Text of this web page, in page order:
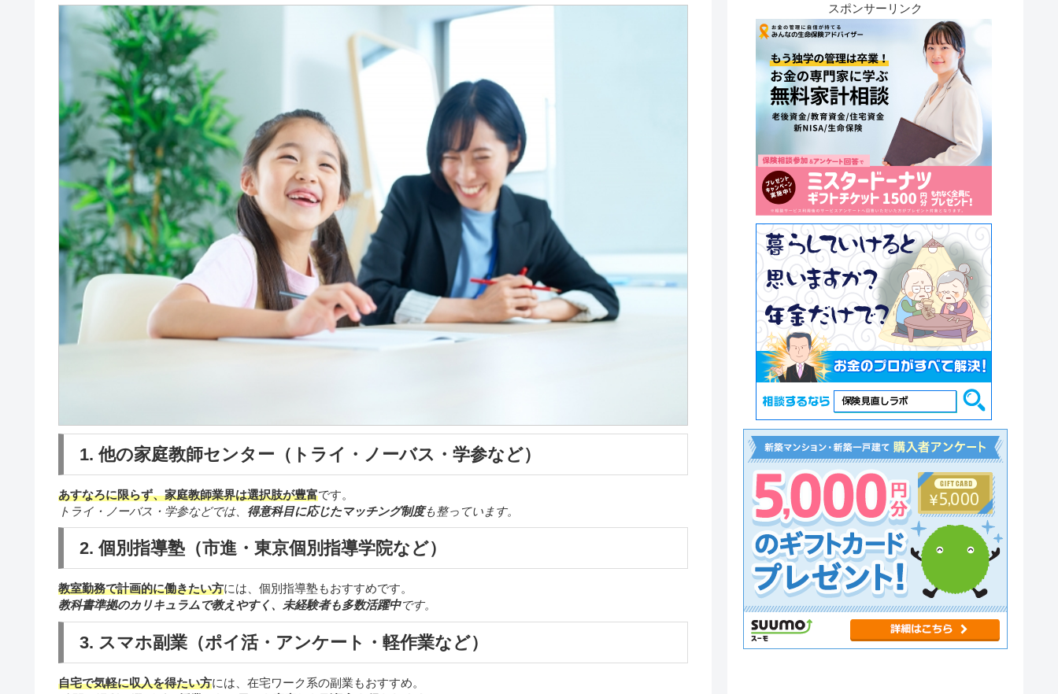
1. 他の家庭教師センター（トライ・ノーバス・学参など）
あすなろに限らず、家庭教師業界は選択肢が豊富です。
トライ・ノーバス・学参などでは、 得意科目に応じたマッチング制度も整っています。
2. 個別指導塾（市進・東京個別指導学院など）
教室勤務で計画的に働きたい方には、個別指導塾もおすすめです。
教科書準拠のカリキュラムで教えやすく、未経験者も多数活躍中です。
3. スマホ副業（ポイ活・アンケート・軽作業など）
自宅で気軽に収入を得たい方には、在宅ワーク系の副業もおすすめ。
スポンサーリンク